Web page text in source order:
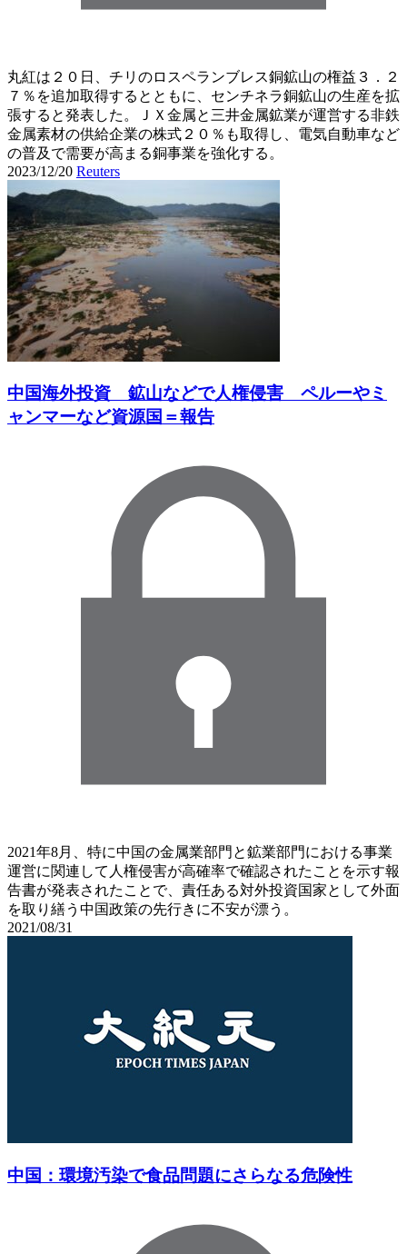
丸紅は２０日、チリのロスペランブレス銅鉱山の権益３．２
７％を追加取得するとともに、センチネラ銅鉱山の生産を拡
張すると発表した。ＪＸ金属と三井金属鉱業が運営する非鉄
金属素材の供給企業の株式２０％も取得し、電気自動車など
の普及で需要が高まる銅事業を強化する。
2023/12/20 Reuters
中国海外投資 鉱山などで人権侵害 ペルーやミ
ャンマーなど資源国＝報告
2021年8月、特に中国の金属業部門と鉱業部門における事業
運営に関連して人権侵害が高確率で確認されたことを示す報
告書が発表されたことで、責任ある対外投資国家として外面
を取り繕う中国政策の先行きに不安が漂う。
2021/08/31
中国：環境汚染で食品問題にさらなる危険性